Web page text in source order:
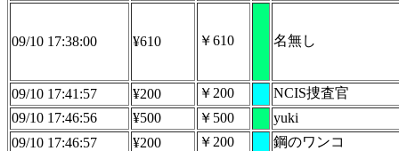
09/10 17:38:00 ¥610 ￥610 名無し
09/10 17:41:57 ¥200 ￥200
NCIS捜査官
09/10 17:46:56
¥500 ￥500
yuki
09/10 17:46:57
¥200 ￥200
鋼のワンコ